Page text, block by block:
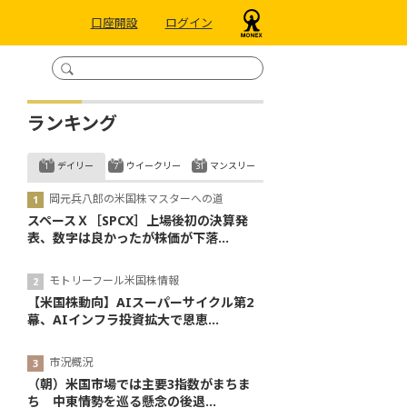
口座開設 ログイン
ランキング
デイリー
岡元兵八郎の米国株マスターへの道
スペースＸ［SPCX］上場後初の決算発
表、数字は良かったが株価が下落...
モトリーフール米国株情報
【米国株動向】AIスーパーサイクル第2
幕、AIインフラ投資拡大で恩恵...
市況概況
（朝）米国市場では主要3指数がまちま
ち 中東情勢を巡る懸念の後退...
ウイークリー マンスリー